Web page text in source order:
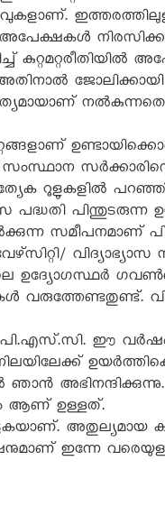
അപേക്ഷകൾ
കുറ്റമറ്റരീതിയിൽ
അതിനാൽ
റൂളുകളിൽ
പിന്തുടരുന്ന
ഉദ്യോഗസ്ഥർ
വരുത്തേണ്ടതുണ്ട്.
ഈ
അഭിനന്ദിക്കുന്നു.
ആണ് ഉള്ളത്.
അതുല്യമായ
ഇന്നേ